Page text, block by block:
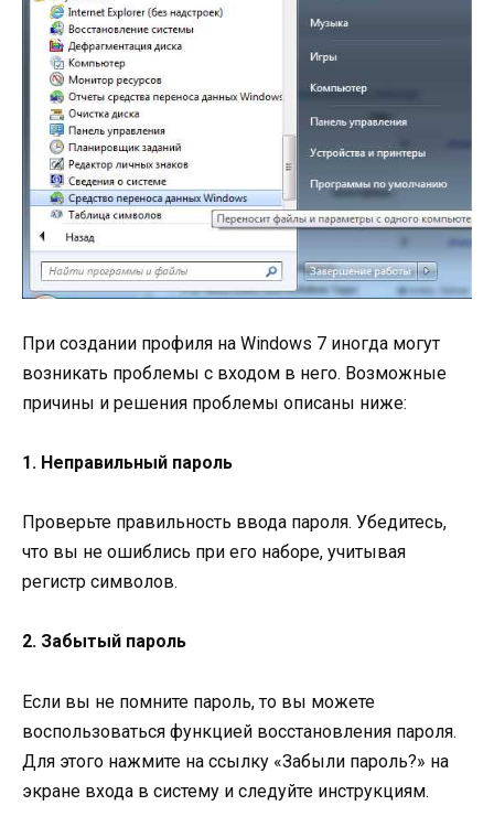
При создании профиля на Windows 7 иногда могут
возникать проблемы с входом в него. Возможные
причины и решения проблемы описаны ниже:
1. Неправильный пароль
Проверьте правильность ввода пароля. Убедитесь,
что вы не ошиблись при его наборе, учитывая
регистр символов.
2. Забытый пароль
Если вы не помните пароль, то вы можете
воспользоваться функцией восстановления пароля.
Для этого нажмите на ссылку «Забыли пароль?» на
экране входа в систему и следуйте инструкциям.